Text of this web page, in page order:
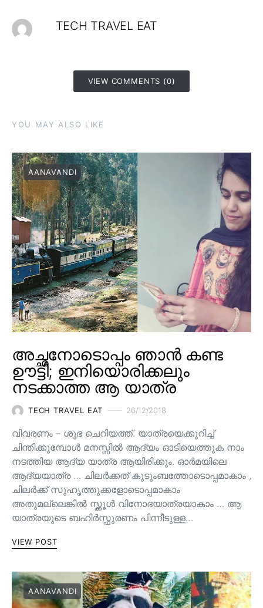
TECH TRAVEL EAT
VIEW COMMENTS (0)
YOU MAY ALSO LIKE
AANAVANDI
അച്ഛനോടൊപ്പം ഞാൻ കണ്ട
ഊട്ടി; ഇനിയൊരിക്കലും
നടക്കാത്ത ആ യാത്ര
TECH TRAVEL EAT 26/12/2018
വിവരണം – ശുഭ ചെറിയത്ത്. യാത്രയെക്കുറിച്ച്
ചിന്തിക്കുമ്പോൾ മനസ്സിൽ ആദ്യം ഓടിയെത്തുക നാം
നടത്തിയ ആദ്യ യാത്ര ആയിരിക്കും. ഓർമയിലെ
ആദ്യയാത്ര … ചിലർക്കത് കുടുംബത്തോടൊപ്പമാകാം ,
ചിലർക്ക് സുഹൃത്തുക്കളോടൊപ്പമാകാം
അതുമല്ലെങ്കിൽ സ്ക്കൂൾ വിനോദയാത്രയാകാം … ആ
യാത്രയുടെ ബഹിർസ്ഫുരണം പിന്നീടുള്ള…
VIEW POST
AANAVANDI